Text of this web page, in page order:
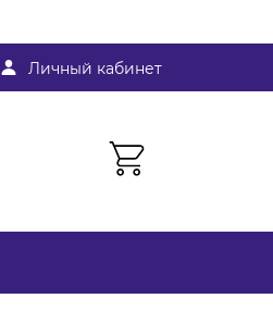
Личный кабинет